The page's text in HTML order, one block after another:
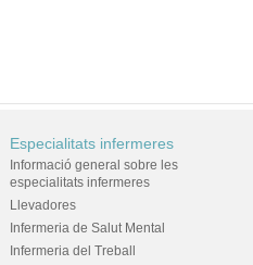
Especialitats infermeres
Informació general sobre les
especialitats infermeres
Llevadores
Infermeria de Salut Mental
Infermeria del Treball